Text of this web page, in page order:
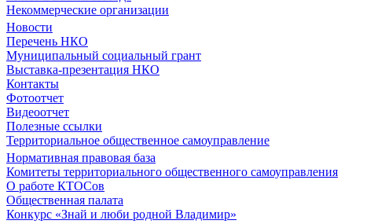
Некоммерческие организации
Новости
Перечень НКО
Муниципальный социальный грант
Выставка-презентация НКО
Контакты
Фотоотчет
Видеоотчет
Полезные ссылки
Территориальное общественное самоуправление
Нормативная правовая база
Комитеты территориального общественного самоуправления
О работе КТОСов
Общественная палата
Конкурс «Знай и люби родной Владимир»